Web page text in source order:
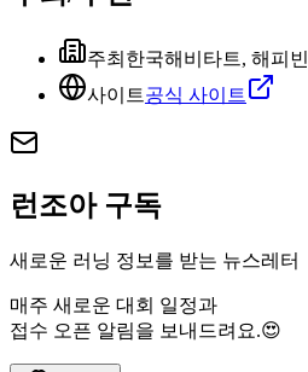
주최 한국해비타트, 해피빈
사이트공식 사이트
런조아 구독
새로운 러닝 정보를 받는 뉴스레터
매주 새로운 대회 일정과
접수 오픈 알림을 보내드려요.😍